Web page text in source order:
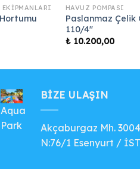
HAVUZ POMPASI
Paslanmaz Çelik
110/4″
₺10.200,00
Aqua
Park
BIZE ULAŞIN
Akçaburgaz Mh.
N:76/1 Esenyurt /